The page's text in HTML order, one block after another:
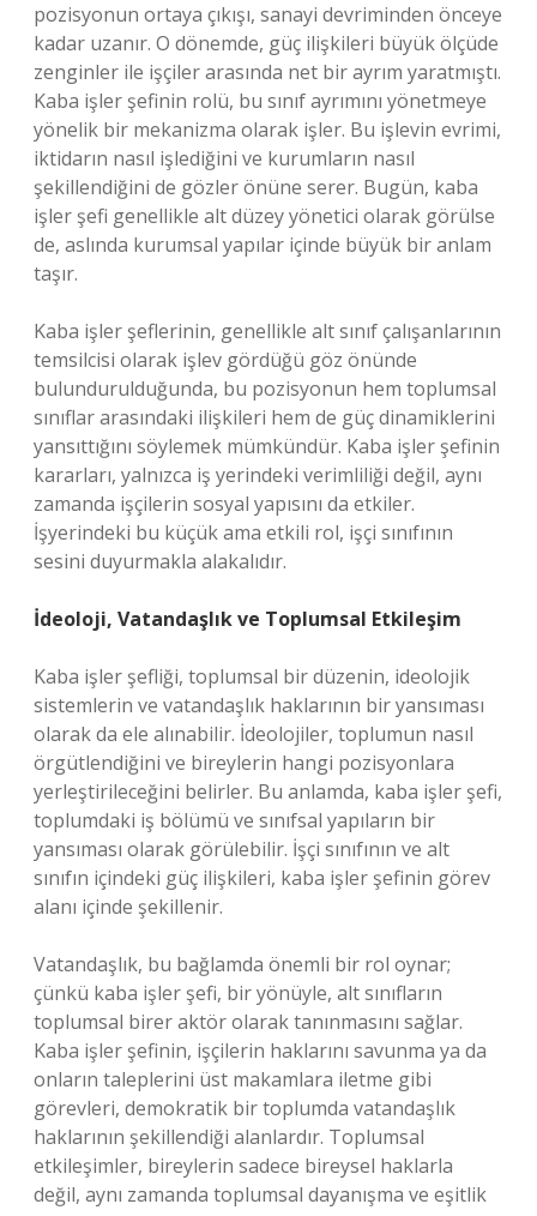
pozisyonun ortaya çıkışı, sanayi devriminden önceye
kadar uzanır. O dönemde, güç ilişkileri büyük ölçüde
zenginler ile işçiler arasında net bir ayrım yaratmıştı.
Kaba işler şefinin rolü, bu sınıf ayrımını yönetmeye
yönelik bir mekanizma olarak işler. Bu işlevin evrimi,
iktidarın nasıl işlediğini ve kurumların nasıl
şekillendiğini de gözler önüne serer. Bugün, kaba
işler şefi genellikle alt düzey yönetici olarak görülse
de, aslında kurumsal yapılar içinde büyük bir anlam
taşır.
Kaba işler şeflerinin, genellikle alt sınıf çalışanlarının
temsilcisi olarak işlev gördüğü göz önünde
bulundurulduğunda, bu pozisyonun hem toplumsal
sınıflar arasındaki ilişkileri hem de güç dinamiklerini
yansıttığını söylemek mümkündür. Kaba işler şefinin
kararları, yalnızca iş yerindeki verimliliği değil, aynı
zamanda işçilerin sosyal yapısını da etkiler.
İşyerindeki bu küçük ama etkili rol, işçi sınıfının
sesini duyurmakla alakalıdır.
İdeoloji, Vatandaşlık ve Toplumsal Etkileşim
Kaba işler şefliği, toplumsal bir düzenin, ideolojik
sistemlerin ve vatandaşlık haklarının bir yansıması
olarak da ele alınabilir. İdeolojiler, toplumun nasıl
örgütlendiğini ve bireylerin hangi pozisyonlara
yerleştirileceğini belirler. Bu anlamda, kaba işler şefi,
toplumdaki iş bölümü ve sınıfsal yapıların bir
yansıması olarak görülebilir. İşçi sınıfının ve alt
sınıfın içindeki güç ilişkileri, kaba işler şefinin görev
alanı içinde şekillenir.
Vatandaşlık, bu bağlamda önemli bir rol oynar;
çünkü kaba işler şefi, bir yönüyle, alt sınıfların
toplumsal birer aktör olarak tanınmasını sağlar.
Kaba işler şefinin, işçilerin haklarını savunma ya da
onların taleplerini üst makamlara iletme gibi
görevleri, demokratik bir toplumda vatandaşlık
haklarının şekillendiği alanlardır. Toplumsal
etkileşimler, bireylerin sadece bireysel haklarla
değil, aynı zamanda toplumsal dayanışma ve eşitlik